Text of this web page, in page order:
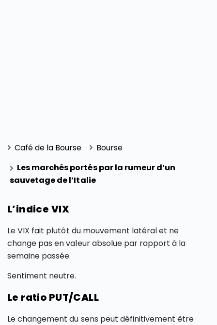
Café de la Bourse
Bourse
Les marchés portés par la rumeur d’un
sauvetage de l’Italie
L’indice VIX
Le VIX fait plutôt du mouvement latéral et ne
change pas en valeur absolue par rapport à la
semaine passée.
Sentiment neutre.
Le ratio PUT/CALL
Le changement du sens peut définitivement être